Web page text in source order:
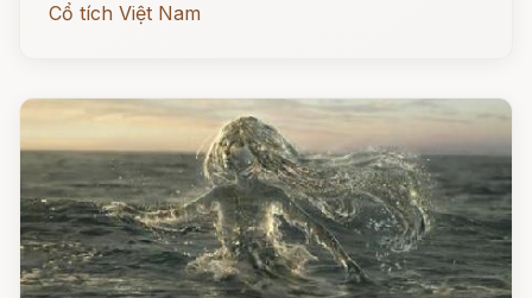
Cổ tích Việt Nam